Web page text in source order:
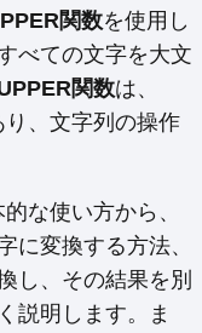
関数を使用し
べての文字を大文
関数は、
、文字列の操作
な使い方から、
に変換する方法、
し、その結果を別
説明します。ま